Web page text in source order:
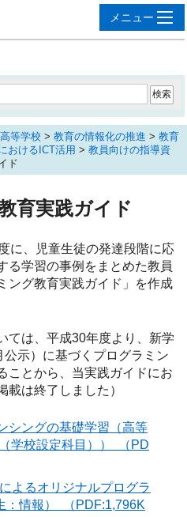
等学校 > 教育の情報化の推進 > 教育
おけるICT活用 > 教員向けの指導資
ド
育実践ガイド
に、児童生徒の発達段階に応
る学習の事例をまとめた教員
ング教育実践ガイド」を作成
ては、平成30年度より、新学
示）に基づくプログラミン
ことから、当実践ガイドにお
載は終了しました）
シングの基礎学習（高等
学校設定科目）） （PD
よるオリジナルプログラ
：情報） （PDF:1,796K